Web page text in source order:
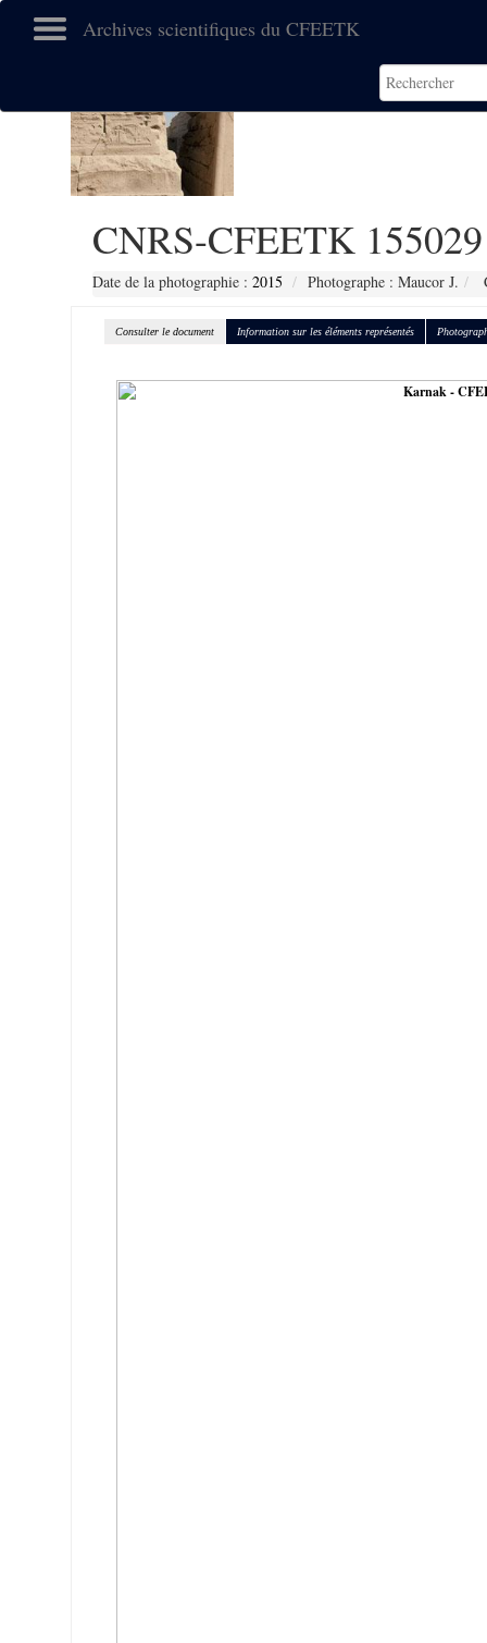
Archives scientifiques du CFEETK
CNRS-CFEETK 155029
Date de la photographie : 2015 Photographe : Maucor J.
Consulter le document Information sur les éléments représentés